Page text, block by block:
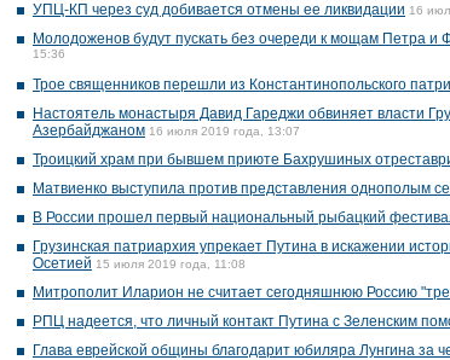
УПЦ-КП через суд добивается отмены ее ликвидации 16
Молодоженов будут пускать без очереди к мощам Петра и
15:36
Трое священников перешли из Константинопольского
Настоятель монастыря Давид Гареджи обвиняет власти
Азербайджаном 16 июля 2019 года, 13:07
Троицкий храм при бывшем приюте Бахрушиных
Матвиенко выступила против представления однополым
В России прошел первый национальный рыбацкий
Грузинская патриархия упрекает Путина в искажении
Осетией 15 июля 2019 года, 11:08
Митрополит Иларион не считает сегодняшнюю Россию
РПЦ надеется, что личный контакт Путина с Зеленским
Глава еврейской общины благодарит юбиляра Лунгина за